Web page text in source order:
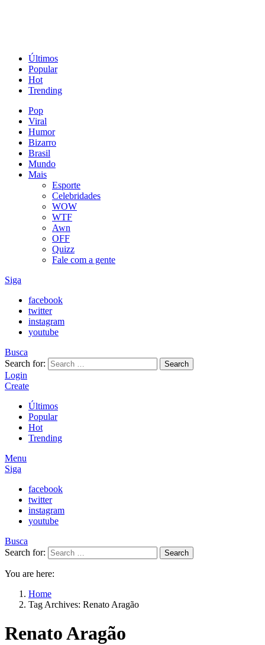
Últimos
Popular
Hot
Trending
Pop
Viral
Humor
Bizarro
Brasil
Mundo
Mais
Esporte
Celebridades
WOW
WTF
Awn
OFF
Quizz
Fale com a gente
Siga
facebook
twitter
instagram
youtube
Busca
Search for:
Search
Login
Create
Últimos
Popular
Hot
Trending
Menu
Siga
facebook
twitter
instagram
youtube
Busca
Search for:
Search
You are here:
Home
Tag Archives: Renato Aragão
Renato Aragão